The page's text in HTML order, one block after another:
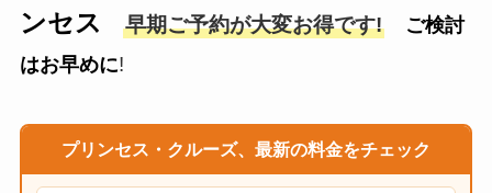
ンセス
早期ご予約が大変お得です!
ご検討
はお早めに!
プリンセス・クルーズ、最新の料金をチェック